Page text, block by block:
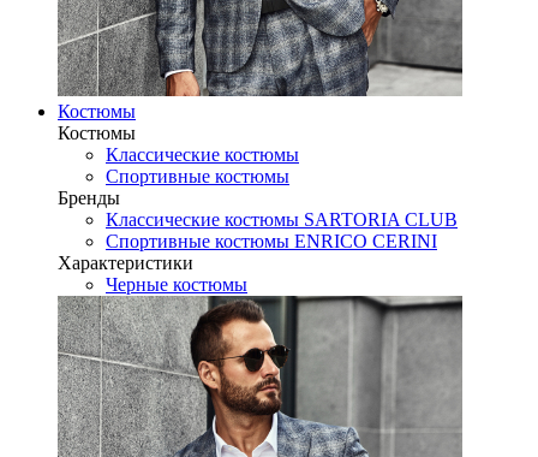
Костюмы
Костюмы
Классические костюмы
Спортивные костюмы
Бренды
Классические костюмы SARTORIA CLUB
Спортивные костюмы ENRICO CERINI
Характеристики
Черные костюмы